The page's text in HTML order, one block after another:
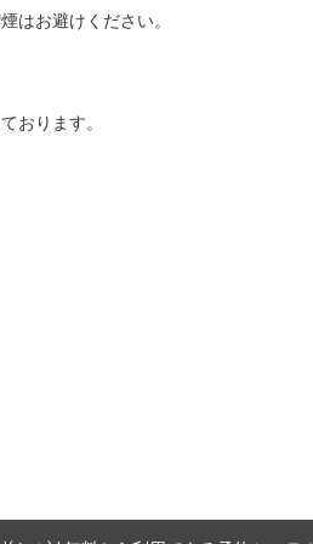
はお避けください。
おります。